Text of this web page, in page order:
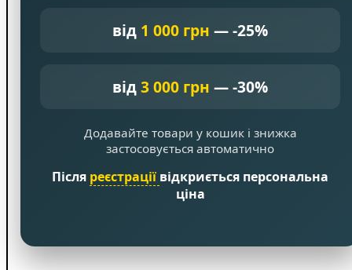
від 1 000 грн — -25%
від3 000 грн — -30%
Додавайте товари у кошик і знижка
застосовується автоматично
Після реєстрації відкриється персональна
ціна